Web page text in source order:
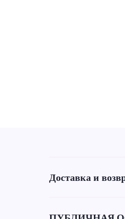
Доставка и